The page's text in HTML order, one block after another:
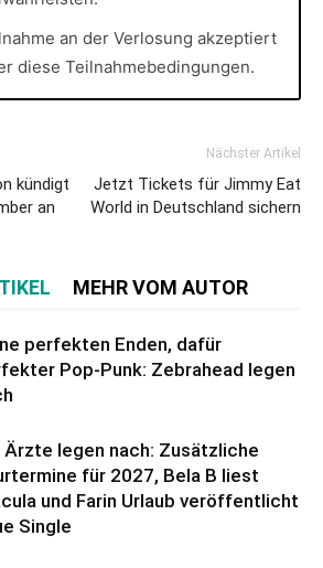
an der Verlosung akzeptiert
diese Teilnahmebedingungen.
kündigt
an
Nächster Artikel
Jetzt Tickets für Jimmy Eat
World in Deutschland sichern
MEHR VOM AUTOR
perfekten Enden, dafür
Pop-Punk: Zebrahead legen
Ärzte legen nach: Zusätzliche
für 2027, Bela B liest
und Farin Urlaub veröffentlicht
Single